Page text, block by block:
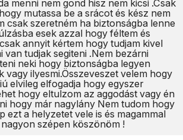
menni nem gond hisz nem kicsi .Csak
mutassa be a srácot és kész nem
csak szeretném ha biztonságba lenne
esek azzal hogy féltem és
annyit kértem hogy tudjam kivel
van tudjak segiteni .Nem bezárni
neki hogy biztonságba legyen
vagy ilyesmi.Összeveszet velem hogy
elvileg elfogadja hogy egyszer
hogy eltulzom az aggodást vagy én
hogy már nagylány Nem tudom hogy
ezt a helyzetet vele is és magammal
szépen köszönöm !